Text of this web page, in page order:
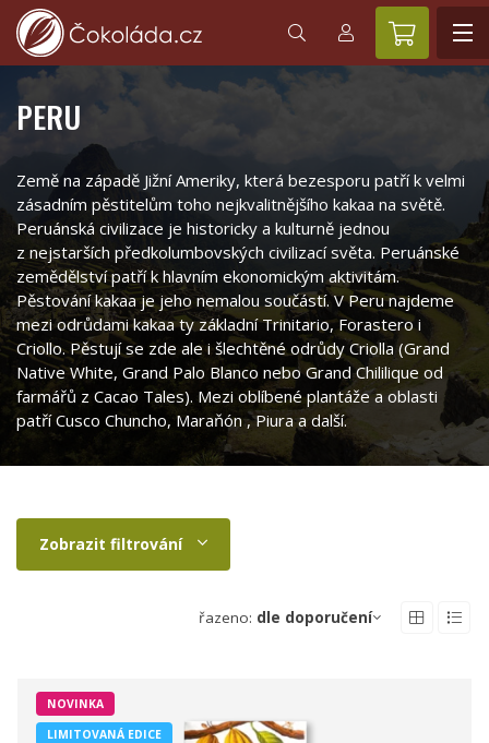
PERU
Země na západě Jižní Ameriky, která bezesporu patří k velmi
zásadním pěstitelům toho nejkvalitnějšího kakaa na světě.
Peruánská civilizace je historicky a kulturně jednou
z nejstarších předkolumbovských civilizací světa. Peruánské
zemědělství patří k hlavním ekonomickým aktivitám.
Pěstování kakaa je jeho nemalou součástí. V Peru najdeme
mezi odrůdami kakaa ty základní Trinitario, Forastero i
Criollo. Pěstují se zde ale i šlechtěné odrůdy Criolla (Grand
Native White, Grand Palo Blanco nebo Grand Chililique od
farmářů z Cacao Tales). Mezi oblíbené plantáže a oblasti
patří Cusco Chuncho, Maraňón , Piura a další.
Zobrazit filtrování
řazeno: dle doporučení
NOVINKA
LIMITOVANÁ EDICE